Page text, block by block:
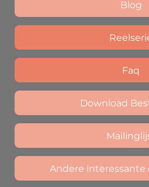
Blog
Faq
Download
Andere